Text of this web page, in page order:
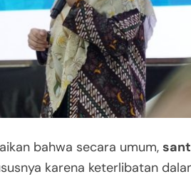
bahwa secara umum,
karena keterlibatan